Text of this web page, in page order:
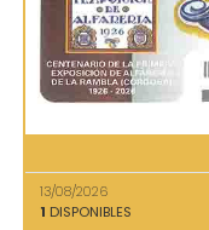
13/08/2026
1 DISPONIBLES